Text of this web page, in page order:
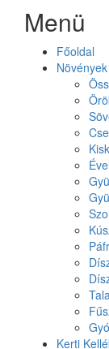
Menü
Főoldal
Növények
Kerti